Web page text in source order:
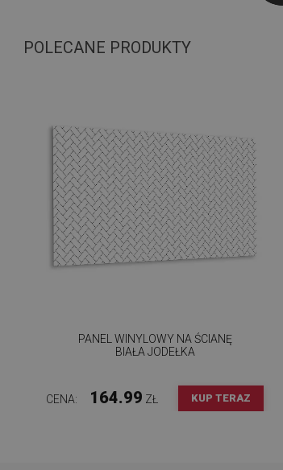
POLECANE PRODUKTY
PANEL WINYLOWY NA ŚCIANĘ
BIAŁA JODEŁKA
CENA: 164.99 ZŁ KUP TERAZ